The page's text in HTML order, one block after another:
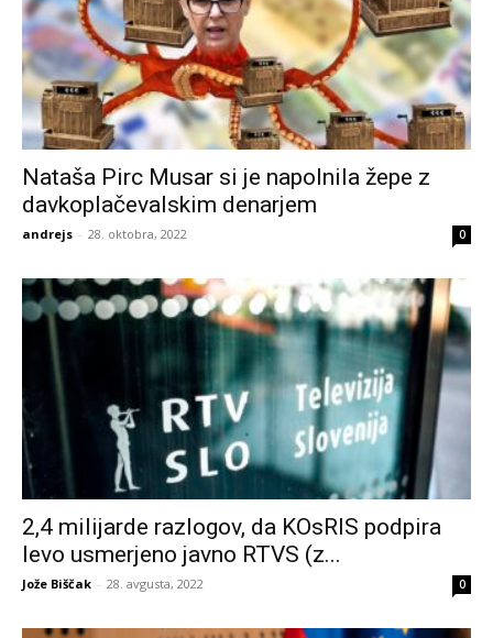
Nataša Pirc Musar si je napolnila žepe z
davkoplačevalskim denarjem
andrejs - 28. oktobra, 2022 0
2,4 milijarde razlogov, da KOsRIS podpira
levo usmerjeno javno RTVS (z...
Jože Biščak - 28. avgusta, 2022 0